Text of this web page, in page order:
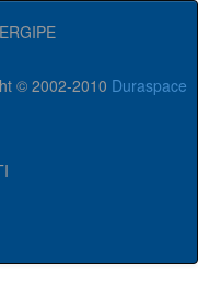
© 2002-2010 Duraspace